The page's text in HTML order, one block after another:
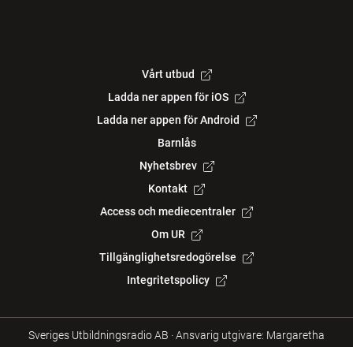
Vårt utbud
Ladda ner appen för iOS
Ladda ner appen för Android
Barnlås
Nyhetsbrev
Kontakt
Access och mediecentraler
Om UR
Tillgänglighetsredogörelse
Integritetspolicy
Sveriges Utbildningsradio AB ·Ansvarig utgivare: Margaretha